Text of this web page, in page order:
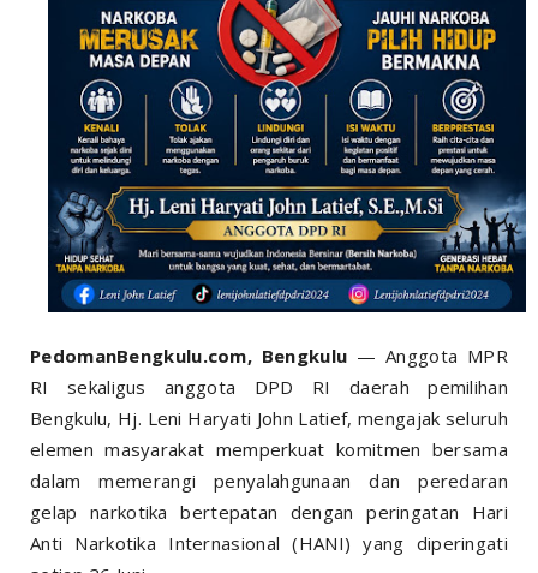
PedomanBengkulu.com, Bengkulu — Anggota MPR
RI sekaligus anggota DPD RI daerah pemilihan
Bengkulu, Hj. Leni Haryati John Latief, mengajak seluruh
elemen masyarakat memperkuat komitmen bersama
dalam memerangi penyalahgunaan dan peredaran
gelap narkotika bertepatan dengan peringatan Hari
Anti Narkotika Internasional (HANI) yang diperingati